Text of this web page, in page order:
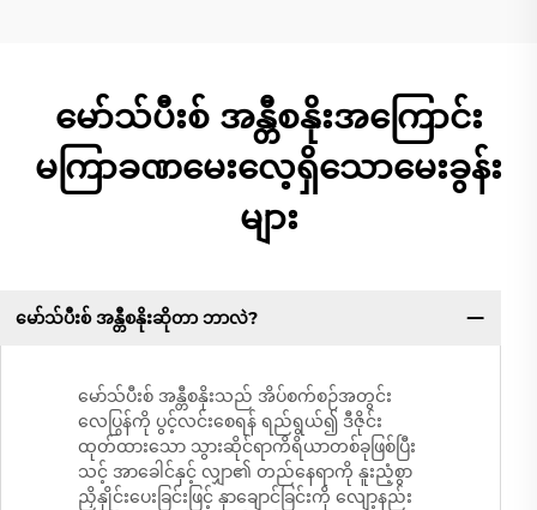
မော်သ်ပီးစ် အန္တီစနိုးအကြောင်း
မကြာခဏမေးလေ့ရှိသောမေးခွန်း
များ
မော်သ်ပီးစ် အန္တီစနိုးဆိုတာ ဘာလဲ?
မော်သ်ပီးစ် အန္တီစနိုးသည် အိပ်စက်စဉ်အတွင်း
လေပြွန်ကို ပွင့်လင်းစေရန် ရည်ရွယ်၍ ဒီဇိုင်း
ထုတ်ထားသော သွားဆိုင်ရာကိရိယာတစ်ခုဖြစ်ပြီး
သင့် အာခေါင်နှင့် လျှာ၏ တည်နေရာကို နူးညံ့စွာ
ညှိနှိုင်းပေးခြင်းဖြင့် နှာချောင်ခြင်းကို လျော့နည်း